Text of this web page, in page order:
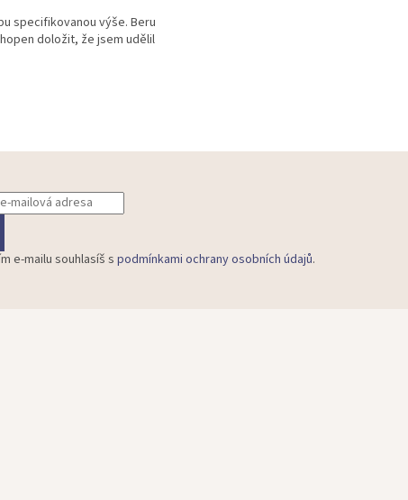
specifikovanou výše. Beru
doložit, že jsem udělil
e-mailu souhlasíš s podmínkami ochrany osobních údajů.